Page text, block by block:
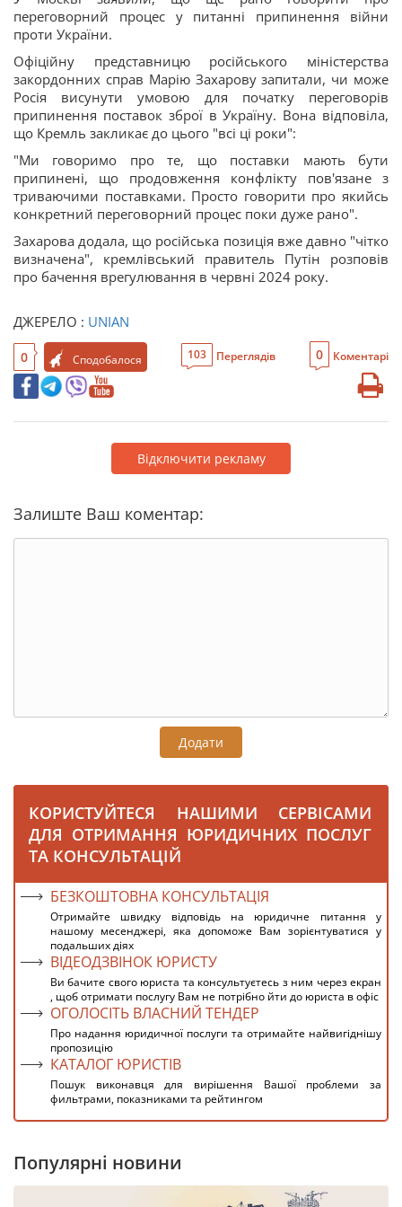
переговорний процес у питанні припинення війни
проти України.
Офіційну представницю російського міністерства
закордонних справ Марію Захарову запитали, чи може
Росія висунути умовою для початку переговорів
припинення поставок зброї в Україну. Вона відповіла,
що Кремль закликає до цього "всі ці роки":
"Ми говоримо про те, що поставки мають бути
припинені, що продовження конфлікту пов'язане з
триваючими поставками. Просто говорити про якийсь
конкретний переговорний процес поки дуже рано".
Захарова додала, що російська позиція вже давно "чітко
визначена", кремлівський правитель Путін розповів
про бачення врегулювання в червні 2024 року.
ДЖЕРЕЛО : UNIAN
0 Сподобалося 103 Переглядів 0 Коментарі
Відключити рекламу
Залиште Ваш коментар:
Додати
КОРИСТУЙТЕСЯ НАШИМИ СЕРВІСАМИ
ДЛЯ ОТРИМАННЯ ЮРИДИЧНИХ ПОСЛУГ
ТА КОНСУЛЬТАЦІЙ
БЕЗКОШТОВНА КОНСУЛЬТАЦІЯ
Отримайте швидку відповідь на юридичне питання у
нашому месенджері, яка допоможе Вам зорієнтуватися у
подальших діях
ВІДЕОДЗВІНОК ЮРИСТУ
Ви бачите свого юриста та консультуєтесь з ним через екран
, щоб отримати послугу Вам не потрібно йти до юриста в офіс
ОГОЛОСІТЬ ВЛАСНИЙ ТЕНДЕР
Про надання юридичної послуги та отримайте найвигіднішу
пропозицію
КАТАЛОГ ЮРИСТІВ
Пошук виконавця для вирішення Вашої проблеми за
фильтрами, показниками та рейтингом
Популярні новини